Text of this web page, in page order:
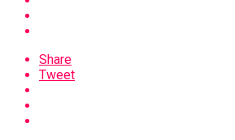
Share
Tweet